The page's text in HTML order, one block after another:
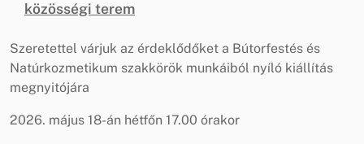
közösségi terem
Szeretettel várjuk az érdeklődőket a Bútorfestés és
Natúrkozmetikum szakkörök munkáiból nyíló kiállítás
megnyitójára
2026. május 18-án hétfőn 17.00 órakor